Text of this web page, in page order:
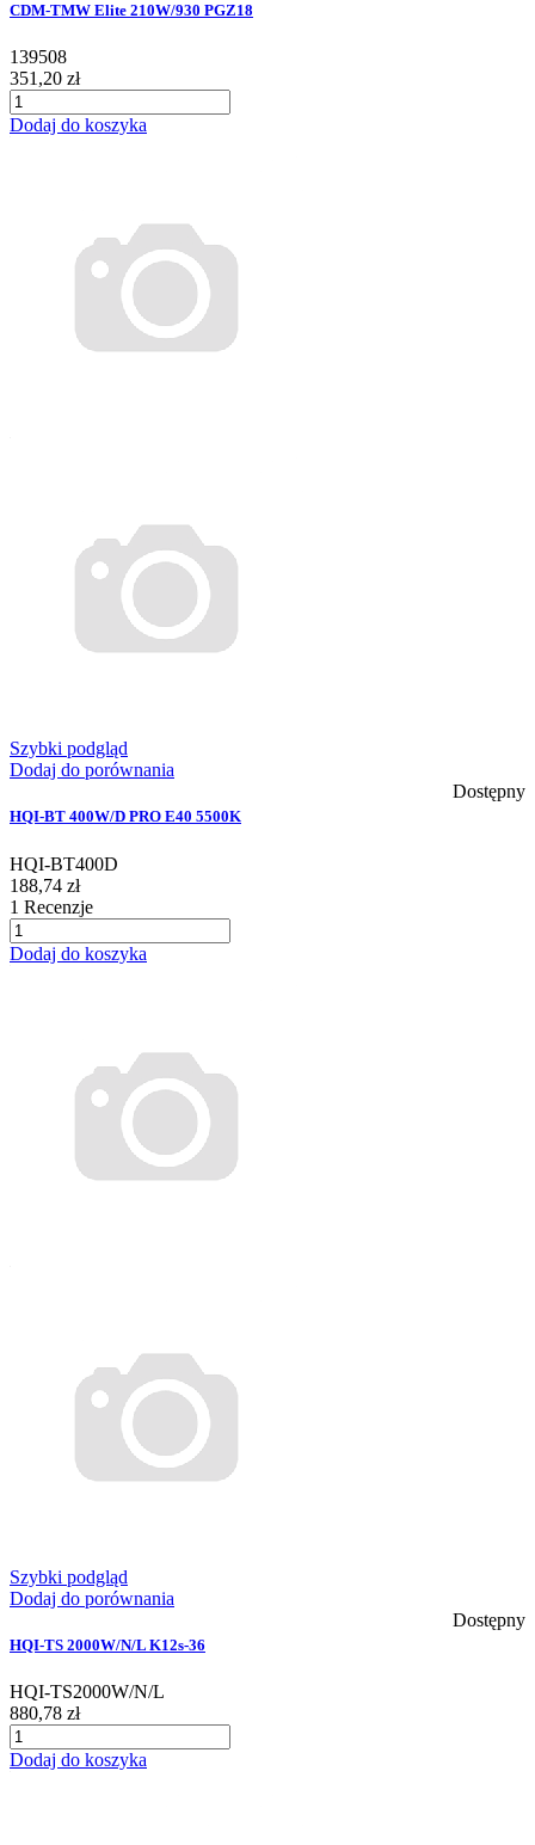
CDM-TMW Elite 210W/930 PGZ18
139508
351,20 zł
Dodaj do koszyka
Szybki podgląd
Dodaj do porównania
Dostępny
HQI-BT 400W/D PRO E40 5500K
HQI-BT400D
188,74 zł
1 Recenzje
Dodaj do koszyka
Szybki podgląd
Dodaj do porównania
Dostępny
HQI-TS 2000W/N/L K12s-36
HQI-TS2000W/N/L
880,78 zł
Dodaj do koszyka